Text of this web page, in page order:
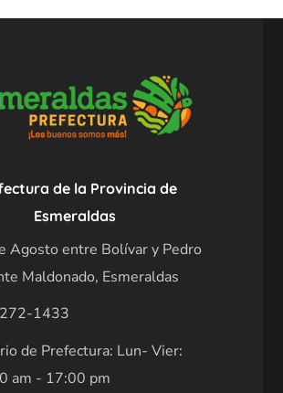
de la Provincia de
Esmeraldas
Agosto entre Bolívar y Pedro
Maldonado, Esmeraldas
1433
de Prefectura: Lun- Vier:
am - 17:00 pm